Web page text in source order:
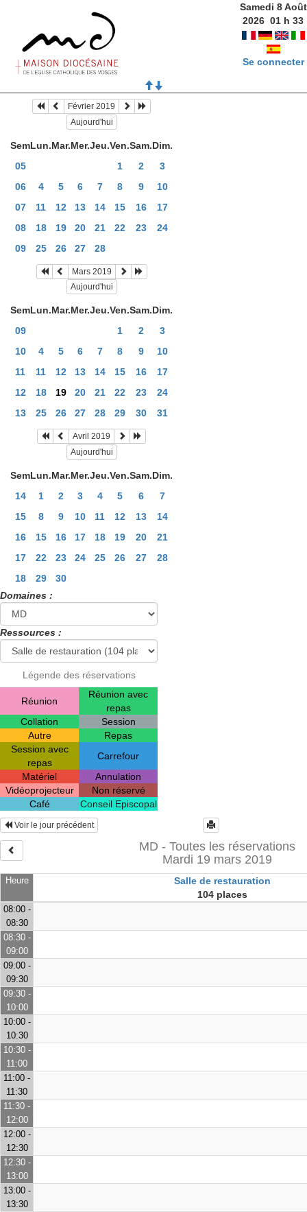
Samedi 8 Août
2026 01 h33
Se connecter
Février 2019
Aujourd'hui
SemLun.Mar.Mer.Jeu.Ven.Sam.Dim.
05
1 2
3
06
4 5 6 7 8 9
10
07
11 12 13 14 15 16
17
08
18 19 20 21 22 23
24
09
25 26 27 28
Mars 2019
Aujourd'hui
SemLun.Mar.Mer.Jeu.Ven.Sam.Dim.
09
1 2
3
10
4 5 6 7 8 9
10
11
11 12 13 14 15 16
17
12
18 19 20 21 22 23
24
13
25 26 27 28 29 30 31
Avril 2019
Aujourd'hui
SemLun.Mar.Mer.Jeu.Ven.Sam.Dim.
14
1 2 3 4 5 6
7
15
8 9 10 11 12 13
14
16
15 16 17 18 19 20
21
17
22 23 24 25 26 27
28
18
29
30
Domaines :
Ressources :
Légende des réservations
Réunion
Réunion avec
repas
Collation
Session
Autre
Repas
Session avec
repas
Carrefour
Matériel
Annulation
Vidéoprojecteur
Non réservé
Café
Conseil Episcopal
Heure
Salle de restauration
104 places
Voir le jour précédent
MD - Toutes les réservations
Mardi 19 mars 2019
08:00 -
08:30
08:30 -
09:00
09:00 -
09:30
09:30 -
10:00
10:00 -
10:30
10:30 -
11:00
11:00 -
11:30
11:30 -
12:00
12:00 -
12:30
12:30 -
13:00
13:00 -
13:30